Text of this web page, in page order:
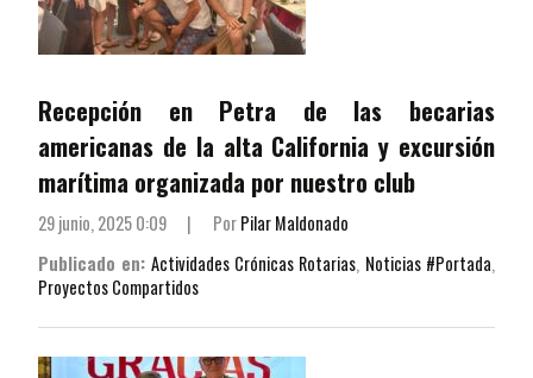
Recepción en Petra de las becarias
americanas de la alta California y excursión
marítima organizada por nuestro club
29 junio, 2025 0:09 | PorPilar Maldonado
Publicado en: Actividades Crónicas Rotarias, Noticias #Portada,
Proyectos Compartidos